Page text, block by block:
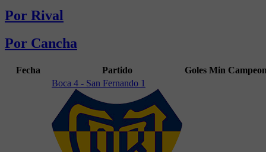
Por Rival
Por Cancha
Fecha Partido Goles Min
Boca 4 - San Fernando 1